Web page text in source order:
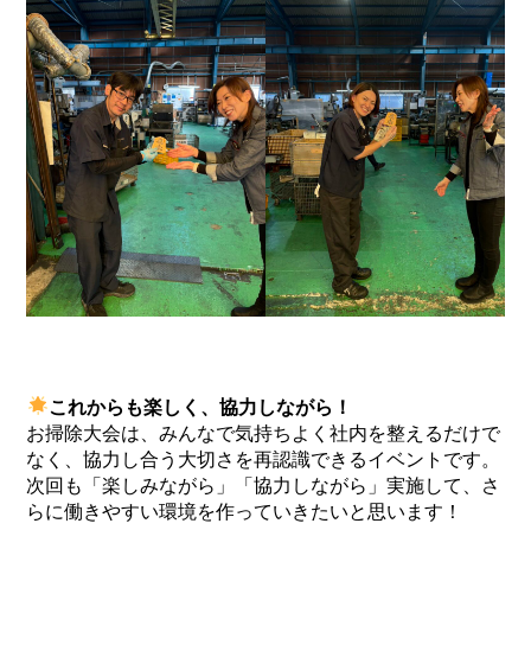
これからも楽しく、協力しながら！
お掃除大会は、みんなで気持ちよく社内を整えるだけで
なく、協力し合う大切さを再認識できるイベントです。
次回も「楽しみながら」「協力しながら」実施して、さ
らに働きやすい環境を作っていきたいと思います！